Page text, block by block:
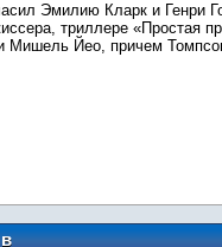
Эмилию Кларк и Генри
триллере «Простая
Мишель Йео, причем